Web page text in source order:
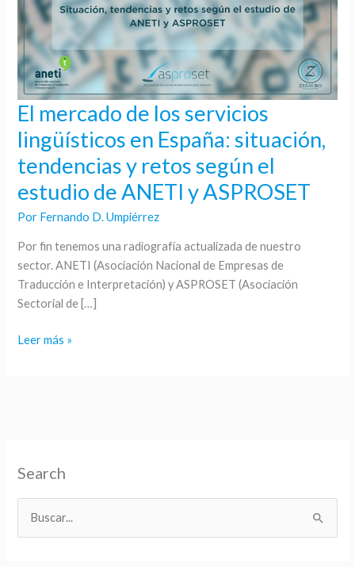
El mercado de los servicios
lingüísticos en España: situación,
tendencias y retos según el
estudio de ANETI y ASPROSET
Por Fernando D. Umpiérrez
Por fin tenemos una radiografía actualizada de nuestro
sector. ANETI (Asociación Nacional de Empresas de
Traducción e Interpretación) y ASPROSET (Asociación
Sectorial de […]
El
de
los
servicios
lingüísticos
en
España:
situación,
tendencias
y
según
Leer más »
Search